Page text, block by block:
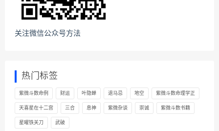
关注微信公众号方法
热门标签
紫微斗数命例 财运 叶隐蝉 退马忌 地空 紫微斗数命理学正
天喜星在十二宫 三合 息神 紫微杂谈 崇诚 紫微斗数书籍
星曜铁关刀 武破